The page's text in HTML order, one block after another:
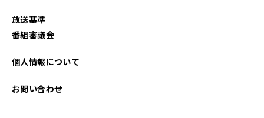
放送基準
番組審議会
個人情報について
お問い合わせ